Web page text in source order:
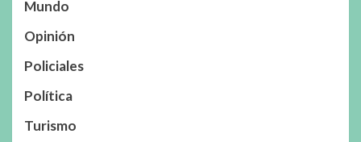
Mundo
Opinión
Policiales
Política
Turismo